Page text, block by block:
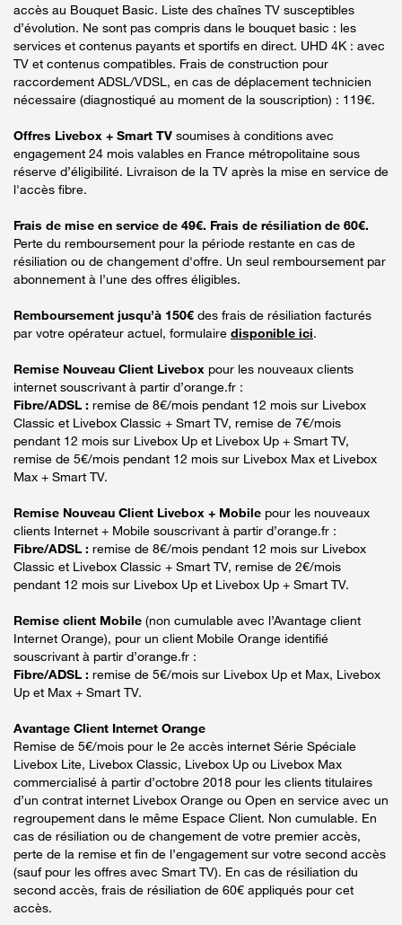
accès au Bouquet Basic. Liste des chaînes TV susceptibles
d’évolution. Ne sont pas compris dans le bouquet basic : les
services et contenus payants et sportifs en direct. UHD 4K : avec
TV et contenus compatibles. Frais de construction pour
raccordement ADSL/VDSL, en cas de déplacement technicien
nécessaire (diagnostiqué au moment de la souscription) : 119€.
Offres Livebox + Smart TV soumises à conditions avec
engagement 24 mois valables en France métropolitaine sous
réserve d’éligibilité. Livraison de la TV après la mise en service de
l'accès fibre.
Frais de mise en service de 49€. Frais de résiliation de 60€.
Perte du remboursement pour la période restante en cas de
résiliation ou de changement d'offre. Un seul remboursement par
abonnement à l’une des offres éligibles.
Remboursement jusqu’à 150€ des frais de résiliation facturés
par votre opérateur actuel, formulaire disponible ici.
Remise Nouveau Client Livebox pour les nouveaux clients
internet souscrivant à partir d’orange.fr :
Fibre/ADSL : remise de 8€/mois pendant 12 mois sur Livebox
Classic et Livebox Classic + Smart TV, remise de 7€/mois
pendant 12 mois sur Livebox Up et Livebox Up + Smart TV,
remise de 5€/mois pendant 12 mois sur Livebox Max et Livebox
Max + Smart TV.
Remise Nouveau Client Livebox + Mobile pour les nouveaux
clients Internet + Mobile souscrivant à partir d’orange.fr :
Fibre/ADSL : remise de 8€/mois pendant 12 mois sur Livebox
Classic et Livebox Classic + Smart TV, remise de 2€/mois
pendant 12 mois sur Livebox Up et Livebox Up + Smart TV.
Remise client Mobile (non cumulable avec l’Avantage client
Internet Orange), pour un client Mobile Orange identifié
souscrivant à partir d’orange.fr :
Fibre/ADSL : remise de 5€/mois sur Livebox Up et Max, Livebox
Up et Max + Smart TV.
Avantage Client Internet Orange
Remise de 5€/mois pour le 2e accès internet Série Spéciale
Livebox Lite, Livebox Classic, Livebox Up ou Livebox Max
commercialisé à partir d’octobre 2018 pour les clients titulaires
d’un contrat internet Livebox Orange ou Open en service avec un
regroupement dans le même Espace Client. Non cumulable. En
cas de résiliation ou de changement de votre premier accès,
perte de la remise et fin de l’engagement sur votre second accès
(sauf pour les offres avec Smart TV). En cas de résiliation du
second accès, frais de résiliation de 60€ appliqués pour cet
accès.